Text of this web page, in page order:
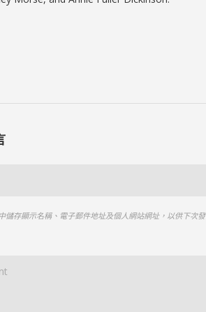
儲存顯示名稱、電子郵件地址及個人網站網址，以供下次